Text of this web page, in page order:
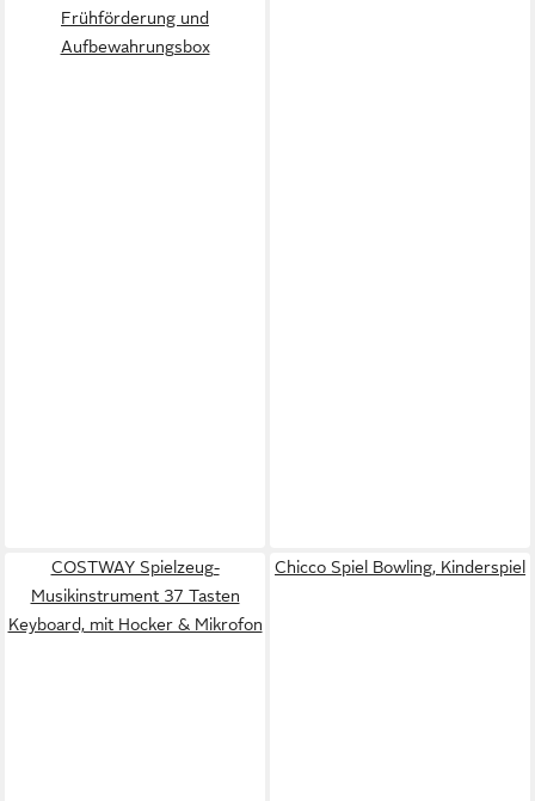
Frühförderung und
Aufbewahrungsbox
COSTWAY Spielzeug-
Musikinstrument 37 Tasten
Keyboard, mit Hocker & Mikrofon
Chicco Spiel Bowling, Kinderspiel